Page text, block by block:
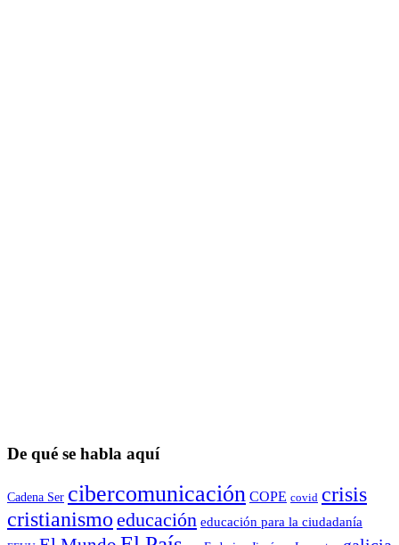
De qué se habla aquí
Cadena Ser cibercomunicación COPE covid crisis
cristianismo educación educación para la ciudadaní­a